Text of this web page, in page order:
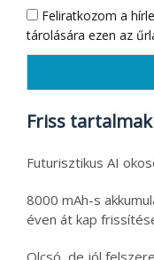
Feliratkozom a
tárolására ezen az
Friss tartalmak
Futurisztikus AI
8000 mAh-s
éven át kap